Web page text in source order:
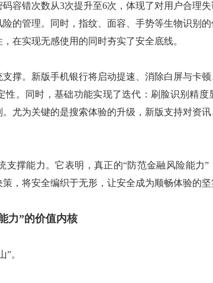
容错次数从3次提升至6次，体现了对用户合理
的管理。同时，指纹、面容、手势等生物识别
在实现无感使用的同时夯实了安全底线。
撑。新版手机银行将启动提速、消除白屏与卡
。同时，基础功能实现了迭代：刷脸识别精度
尤为关键的是搜索体验的升级，新版支持对资
支撑能力。它表明，真正的“防范金融风险能力”
，将安全编织于无形，让安全成为顺畅体验的坚
力”的价值内核
。